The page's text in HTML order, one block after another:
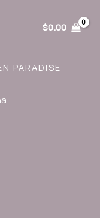
$0.00
PARADISE